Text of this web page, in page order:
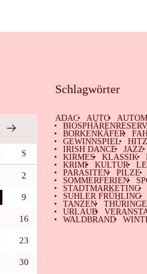
S
2
9
16
23
30
Schlagwörter
ADAC AUTO
BORKENKÄFER
GEWINNSPIEL
IRISH DANCE
JAZZ
KIRMES
KLASSIK
KRIMI
KULTUR
PARASITEN
PILZE
SOMMERFERIEN
STADTMARKETING
SUHLER FRÜHLING
TANZEN
URLAUB
WALDBRAND